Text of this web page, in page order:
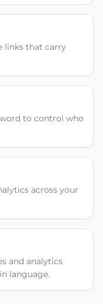
links that carry
to control who
across your
and analytics
language.